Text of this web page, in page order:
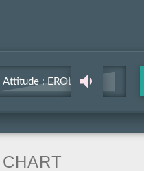
Attitude : EROLL
DUNKLEY - O.K. Fred
CHART